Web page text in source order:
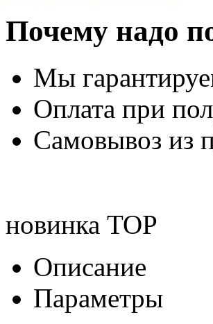
Почему надо
Мы
Оплата при
Самовывоз из
новинка TOP
Описание
Параметры